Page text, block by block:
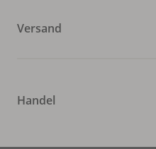
Versand
Handel